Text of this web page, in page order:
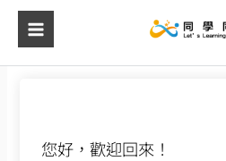
您好，歡迎回來！